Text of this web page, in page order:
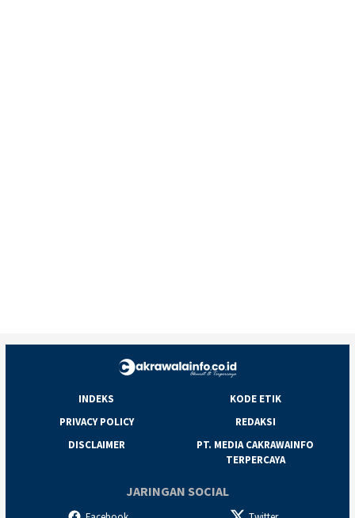
INDEKS
KODE ETIK
PRIVACY POLICY
REDAKSI
DISCLAIMER
PT. MEDIA CAKRAWAINFO
TERPERCAYA
JARINGAN SOCIAL